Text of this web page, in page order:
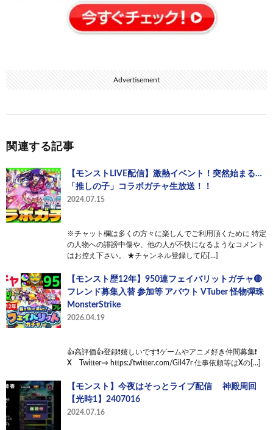
Advertisement
関連する記事
【モンストLIVE配信】激熱イベント！突然始まる…
「推しの子」コラボガチャ生放送！！
2024.07.15
※チャット欄は多くの方々に楽しんでご利用頂くために 特定
の人物への誹謗中傷や、他の人が不快になるようなコメント
はお控え下さい。 ★チャンネル登録して応[…]
【モンスト歴12年】950連フェイバリットガチャ🔴
フレンド募集入替 参加等 アバウト VTuber 怪物彈珠
MonsterStrike
2026.04.19
👍高評価👍登録❗嬉しいです❗ゲームやアニメ好き仲間募集❗
X Twitter→ https://twitter.com/Gil47r 仕事依頼等はXの[…]
【モンスト】今夜はそっとライブ配信 神殿周回
【光時1】2407016
2024.07.16